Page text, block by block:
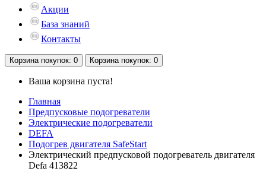
Акции
База знаний
Контакты
Корзина покупок: 0 Корзина покупок: 0
Ваша корзина пуста!
Главная
Предпусковые подогреватели
Электрические подогреватели
DEFA
Подогрев двигателя SafeStart
Электрический предпусковой подогреватель двигателя
Defa 413822